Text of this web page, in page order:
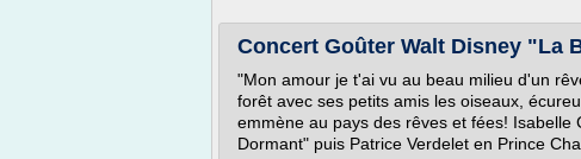
Concert Goûter Walt Disney "La
"Mon amour je t'ai vu au beau milieu d'un
forêt avec ses petits amis les oiseaux,
emmène au pays des rêves et fées! Isabelle
Dormant" puis Patrice Verdelet en Prince